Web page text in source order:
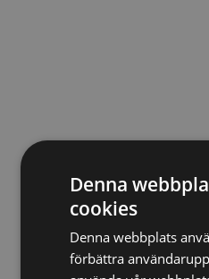
Denna
cookies
Denna webbplats
förbättra